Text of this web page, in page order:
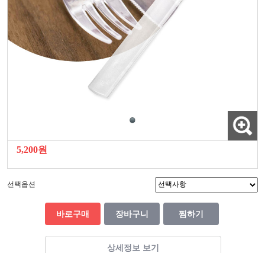
5,200원
선택옵션
바로구매 장바구니 찜하기
상세정보 보기